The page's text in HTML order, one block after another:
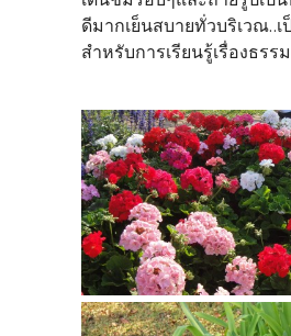
ดีมากเย็นสบายทั่วบริเวณ..เ
สำหรับการเรียนรู้เรื่องธรร